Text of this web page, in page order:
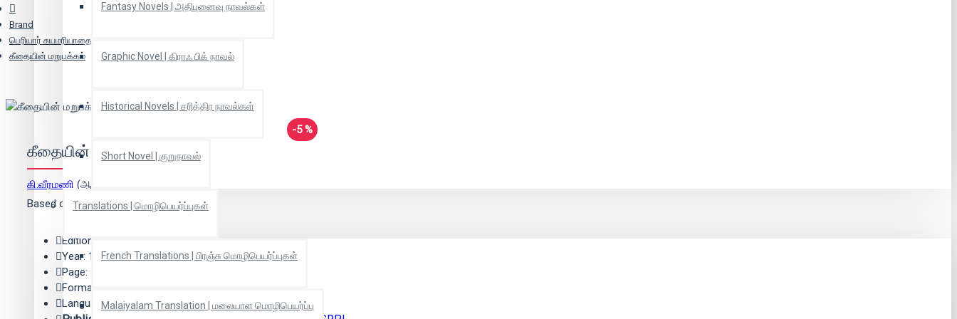
Fantasy Novels | அதிபுனைவு நாவல்கள்
Graphic Novel | கிராஃ பிக் நாவல்
Historical Novels | சரித்திர நாவல்கள்
Short Novel | குறுநாவல்
Translations | மொழிபெயர்ப்புகள்
French Translations | பிரஞ்சு மொழிபெயர்ப்புகள்
Malaiyalam Translation | மலையாள மொழிபெயர்ப்பு
Brand
பெரியார் சுயமரியாதை பிரச்சார நிறுவனம் | PSRPI
கீதையின் மறுபக்கம்
-5 %
கீதையின் மறுபக்கம்
கி.வீரமணி (ஆசிரியர்)
Based on 0 reviews. - Write a review
Edition: 1
Year: 1998
Page: 456
Format: Paper Back
Language: Tamil